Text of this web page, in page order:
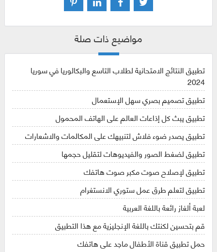
مواضيع ذات صلة
تطبيق النتائج الامتحانية لطلاب التاسع والبكالوريا في سوريا
2024
تطبيق تصميم بصري سهل الإستعمال
تطبيق يبث كل إذاعات العالم على الهاتف المحمول
تطبيق يصدر ضوء فلاش لتنبيهك على المكالمات والاشعارات
تطبيق لضغط الصور والفيديوهات لتقليل حجمها
تطبيق لإصلاح صوت مكبر صوت هاتفك
تطبيق لتعلم طرق عمل ستوري الانستغرام
لعبة ألغاز رائعة باللغة العربية
قم بتحسين لكنتك باللغة الإنجليزية مع هذا التطبيق
حمل تطبيق قناة الأطفال ماجد على هاتفك